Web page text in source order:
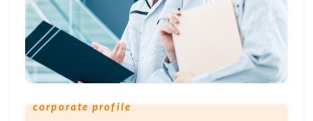
corporate profile